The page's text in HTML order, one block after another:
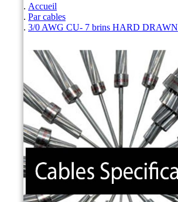
Accueil
Par cables
3/0 AWG CU- 7 brins HARD DRAWN